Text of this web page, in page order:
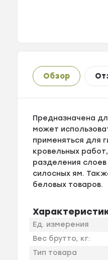
Обзор
Предназначена
может
применяться для
кровельных
разделения
силосных ям.
беловых товаров.
Ед. измерения
Вес брутто, кг:
Тип товара